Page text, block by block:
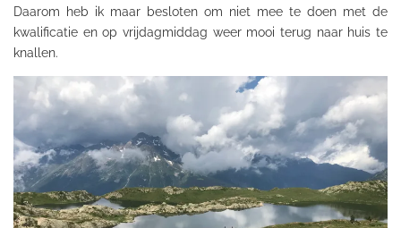
Daarom heb ik maar besloten om niet mee te doen met de
kwalificatie en op vrijdagmiddag weer mooi terug naar huis te
knallen.